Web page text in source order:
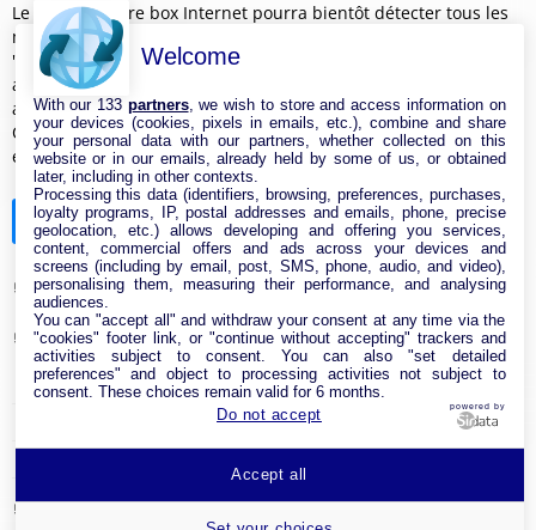
Le Wi-Fi de votre box Internet pourra bientôt détecter tous les
mouvements dans votre domicile - CCM - Comment Ça Marche
"Un Français sur deux redoute un cambriolage durant son
absence" : comment partir en week-end l'esprit tranquille - sfr
actus
Cette alarme est bradée en ce moment : son prix va vous
étonner - DegroupTest
Catégories de la boutique
Antenne & Amplificateur Réseau Internet
Cable Réseau
Adaptateur Ethernet USB
Welcome
With our 133 partners, we wish to store and access information on
your devices (cookies, pixels in emails, etc.), combine and share
your personal data with our partners, whether collected on this
website or in our emails, already held by some of us, or obtained
later, including in other contexts.
Processing this data (identifiers, browsing, preferences, purchases,
loyalty programs, IP, postal addresses and emails, phone, precise
geolocation, etc.) allows developing and offering you services,
content, commercial offers and ads across your devices and
screens (including by email, post, SMS, phone, audio, and video),
personalising them, measuring their performance, and analysing
audiences.
You can "accept all" and withdraw your consent at any time via the
"cookies" footer link, or "continue without accepting" trackers and
activities subject to consent. You can also "set detailed
preferences" and object to processing activities not subject to
consent. These choices remain valid for 6 months.
Do not accept
powered by
Accept all